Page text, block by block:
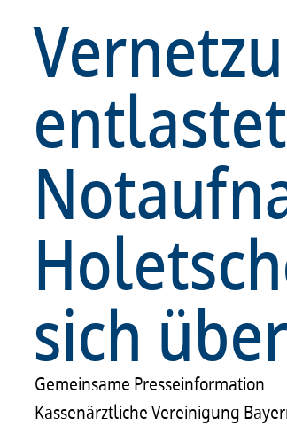
entlastet
sich
Gemeinsame Presseinformation
Kassenärztliche Vereinigung